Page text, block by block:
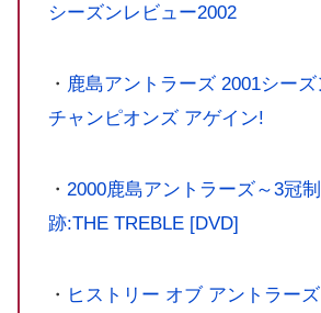
シーズンレビュー2002
・ 鹿島アントラーズ 2001シー
チャンピオンズ アゲイン!
・ 2000鹿島アントラーズ～3冠
跡:THE TREBLE [DVD]
・ ヒストリー オブ アントラー